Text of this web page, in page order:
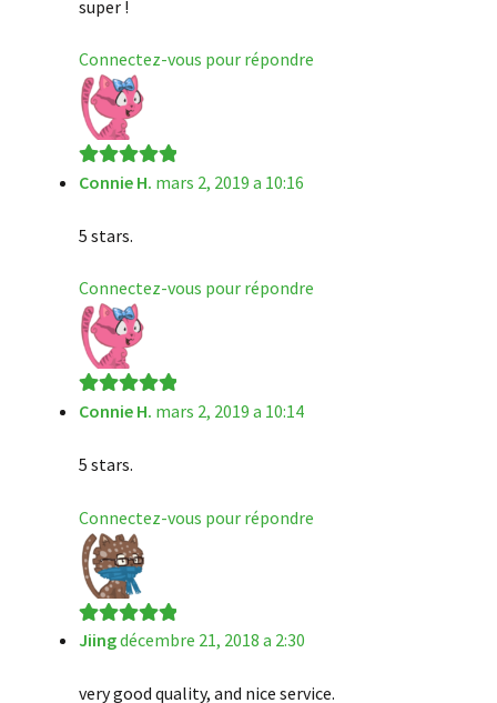
super !
Connectez-vous pour répondre
Note5sur 5
Connie H. mars 2, 2019 a 10:16
5 stars.
Connectez-vous pour répondre
Note5sur 5
Connie H. mars 2, 2019 a 10:14
5 stars.
Connectez-vous pour répondre
Note5sur 5
Jiingdécembre 21, 2018 a 2:30
very good quality, and nice service.